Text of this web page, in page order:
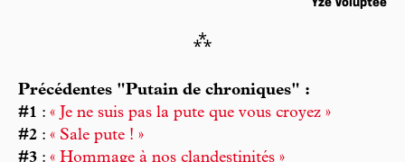
Yzé Voluptée
⁂
Précédentes "Putain de chroniques" :
#1 : « Je ne suis pas la pute que vous croyez »
#2 : « Sale pute ! »
#3 : « Hommage à nos clandestinités »